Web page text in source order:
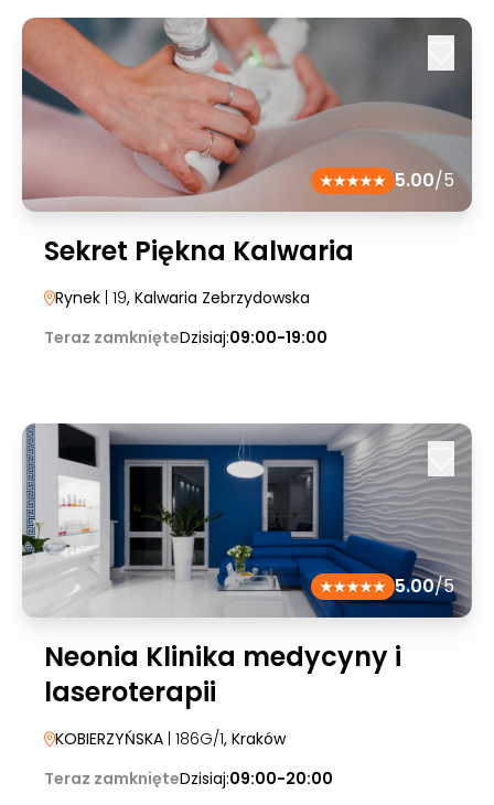
5.00/5
Sekret Piękna Kalwaria
Rynek | 19, Kalwaria Zebrzydowska
Teraz zamknięteDzisiaj:09:00-19:00
5.00/5
Neonia Klinika medycyny i
laseroterapii
KOBIERZYŃSKA | 186G/1, Kraków
Teraz zamknięteDzisiaj:09:00-20:00